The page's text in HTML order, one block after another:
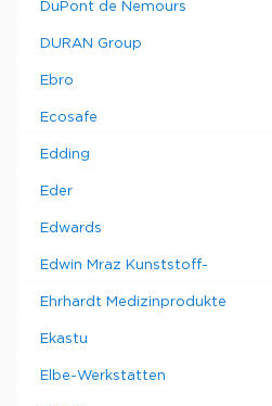
DuPont de Nemours
DURAN Group
Ebro
Ecosafe
Edding
Eder
Edwards
Edwin Mraz Kunststoff-
Ehrhardt Medizinprodukte
Ekastu
Elbe-Werkstatten